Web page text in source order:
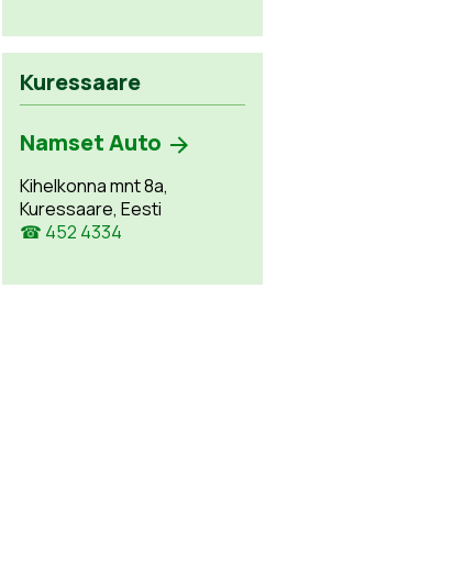
Kuressaare
Namset Auto
Kihelkonna mnt 8a,
Kuressaare, Eesti
☎ 452 4334